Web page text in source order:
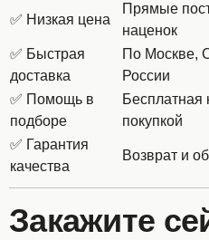
✅ Низкая цена
Прямые
наценок
✅ Быстрая
доставка
По Москве,
России
✅ Помощь в
подборе
Бесплатная
покупкой
✅ Гарантия
качества
Возврат и
Закажите